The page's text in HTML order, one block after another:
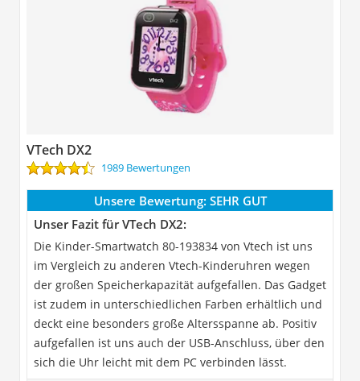
VTech DX2
1989 Bewertungen
Unsere Bewertung: SEHR GUT
Unser Fazit für VTech DX2:
Die Kinder-Smartwatch 80-193834 von Vtech ist uns
im Vergleich zu anderen Vtech-Kinderuhren wegen
der großen Speicherkapazität aufgefallen. Das Gadget
ist zudem in unterschiedlichen Farben erhältlich und
deckt eine besonders große Altersspanne ab. Positiv
aufgefallen ist uns auch der USB-Anschluss, über den
sich die Uhr leicht mit dem PC verbinden lässt.